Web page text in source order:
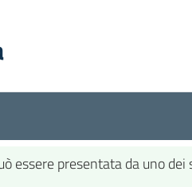
essere presentata da uno dei